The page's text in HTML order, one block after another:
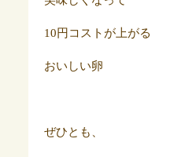
10円コストが上がる
おいしい卵
ぜひとも、